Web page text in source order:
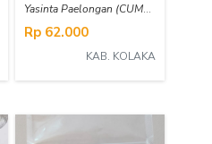
Yasinta Paelongan (CUMKS - TP Pomalaa)
Rp 62.000
KAB. KOLAKA